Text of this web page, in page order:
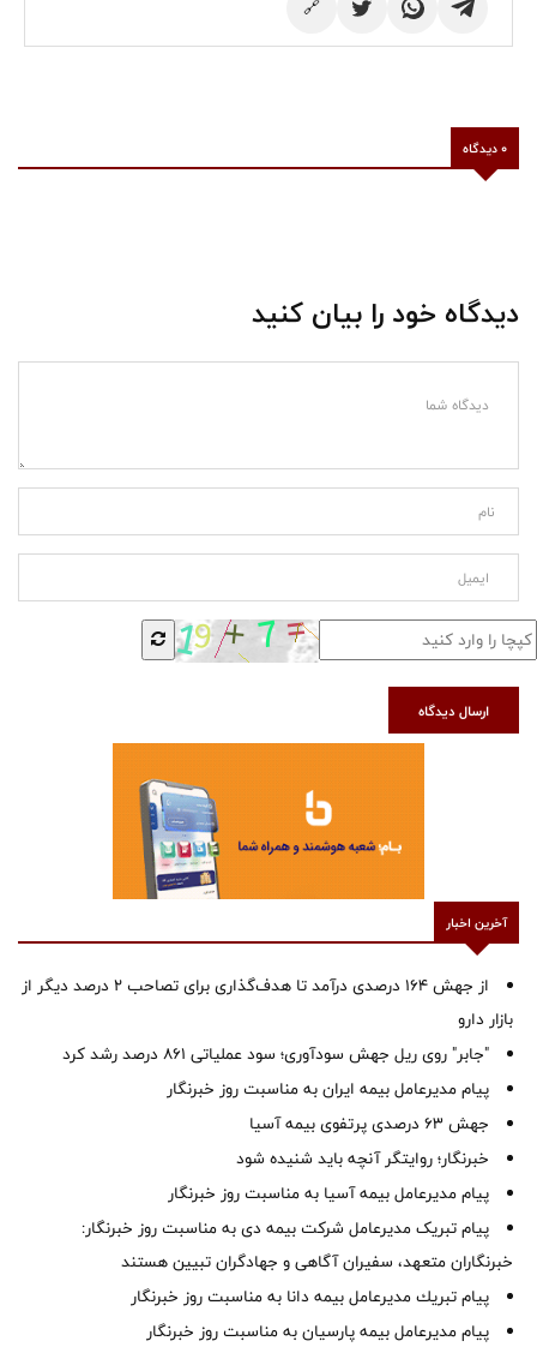
🔗
0 دیدگاه
دیدگاه خود را بیان کنید
ارسال دیدگاه
آخرین اخبار
از جهش ۱۶۴ درصدی درآمد تا هدف‌گذاری برای تصاحب ۲ درصد دیگر از
بازار دارو
"جابر" روی ریل جهش سودآوری؛ سود عملیاتی ۸۶۱ درصد رشد کرد
پیام مدیرعامل بیمه ایران به مناسبت روز خبرنگار
جهش ۶۳ درصدی پرتفوی بیمه آسیا
خبرنگار؛ روایتگر آنچه باید شنیده شود
پیام مدیرعامل بیمه آسیا به مناسبت روز خبرنگار
پیام تبریک مدیرعامل شرکت بیمه دی به مناسبت روز خبرنگار:
خبرنگاران متعهد، سفیران آگاهی و جهادگران تبیین هستند
پیام ‌تبریك‌ مدیرعامل بیمه دانا به مناسبت روز خبرنگار
پیام مدیرعامل بیمه پارسیان به مناسبت روز خبرنگار